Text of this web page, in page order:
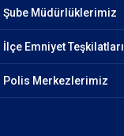
Şube Müdürlüklerimiz
İlçe Emniyet Teşkilatları
Polis Merkezlerimiz